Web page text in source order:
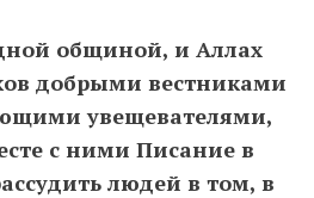
общиной, и Аллах
добрыми вестниками
увещевателями,
с ними Писание в
людей в том, в